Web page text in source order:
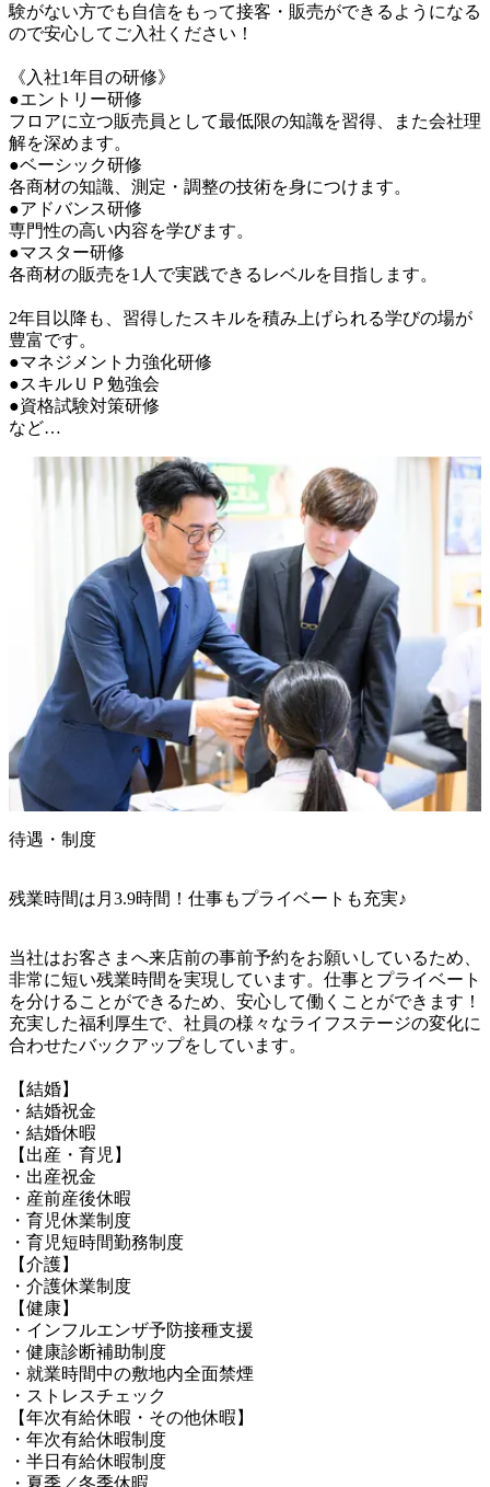
験がない方でも自信をもって接客・販売ができるようになる
ので安心してご入社ください！
《入社1年目の研修》
●エントリー研修
フロアに立つ販売員として最低限の知識を習得、また会社理
解を深めます。
●ベーシック研修
各商材の知識、測定・調整の技術を身につけます。
●アドバンス研修
専門性の高い内容を学びます。
●マスター研修
各商材の販売を1人で実践できるレベルを目指します。
2年目以降も、習得したスキルを積み上げられる学びの場が
豊富です。
●マネジメント力強化研修
●スキルＵＰ勉強会
●資格試験対策研修
など…
待遇・制度
残業時間は月3.9時間！仕事もプライベートも充実♪
当社はお客さまへ来店前の事前予約をお願いしているため、
非常に短い残業時間を実現しています。仕事とプライベート
を分けることができるため、安心して働くことができます！
充実した福利厚生で、社員の様々なライフステージの変化に
合わせたバックアップをしています。
【結婚】
・結婚祝金
・結婚休暇
【出産・育児】
・出産祝金
・産前産後休暇
・育児休業制度
・育児短時間勤務制度
【介護】
・介護休業制度
【健康】
・インフルエンザ予防接種支援
・健康診断補助制度
・就業時間中の敷地内全面禁煙
・ストレスチェック
【年次有給休暇・その他休暇】
・年次有給休暇制度
・半日有給休暇制度
・夏季／冬季休暇